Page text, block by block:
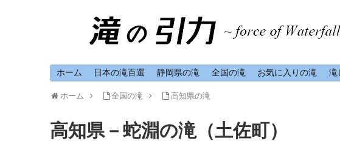
ホーム 日本の滝百選 静岡県の滝 全国の滝 お気に入りの滝 滝
ホーム 全国の滝 高知県の滝
高知県－蛇淵の滝（土佐町）